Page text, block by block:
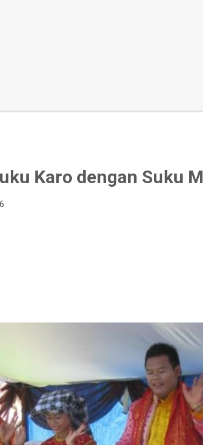
Karo dengan Suku